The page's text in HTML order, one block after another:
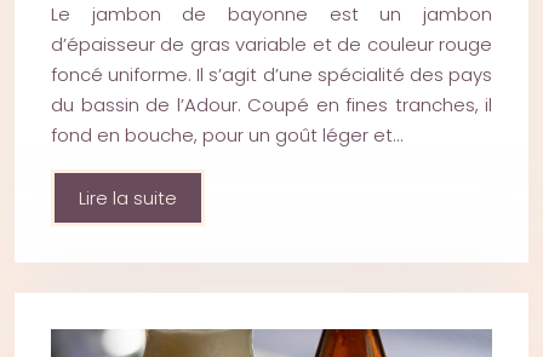
Le jambon de bayonne est un jambon
d’épaisseur de gras variable et de couleur rouge
foncé uniforme. Il s’agit d’une spécialité des pays
du bassin de l’Adour. Coupé en fines tranches, il
fond en bouche, pour un goût léger et…
Lire la suite